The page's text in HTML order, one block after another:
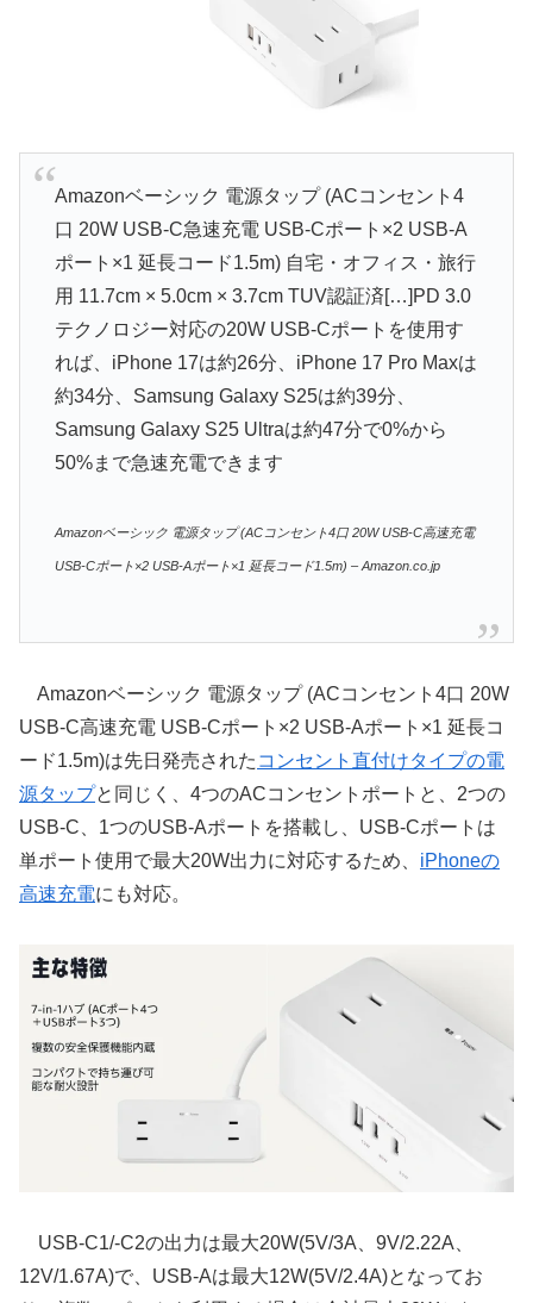
Amazonベーシック 電源タップ (ACコンセント4
口 20W USB-C急速充電 USB-Cポート×2 USB-A
ポート×1 延長コード1.5m) 自宅・オフィス・旅行
用 11.7cm × 5.0cm × 3.7cm TUV認証済[…]PD 3.0
テクノロジー対応の20W USB-Cポートを使用す
れば、iPhone 17は約26分、iPhone 17 Pro Maxは
約34分、Samsung Galaxy S25は約39分、
Samsung Galaxy S25 Ultraは約47分で0%から
50%まで急速充電できます
Amazonベーシック 電源タップ (ACコンセント4口 20W USB-C高速充電
USB-Cポート×2 USB-Aポート×1 延長コード1.5m) – Amazon.co.jp
Amazonベーシック 電源タップ (ACコンセント4口 20W
USB-C高速充電 USB-Cポート×2 USB-Aポート×1 延長コ
ード1.5m)は先日発売された コンセント直付けタイプの電
源タップと同じく、4つのACコンセントポートと、2つの
USB-C、1つのUSB-Aポートを搭載し、USB-Cポートは
単ポート使用で最大20W出力に対応するため、 iPhoneの
高速充電にも対応。
USB-C1/-C2の出力は最大20W(5V/3A、9V/2.22A、
12V/1.67A)で、USB-Aは最大12W(5V/2.4A)となってお